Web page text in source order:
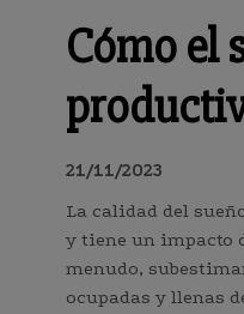
Cómo el
21/11/2023
La calidad del
y tiene un impacto
menudo,
ocupadas y llenas